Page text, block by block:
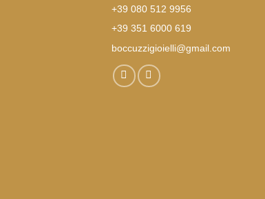
+39 080 512 9956
+39 351 6000 619
boccuzzigioielli@gmail.com